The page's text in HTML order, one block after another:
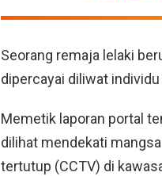
Seorang remaja lelaki
dipercayai diliwat
Memetik laporan portal
dilihat mendekati
tertutup (CCTV) di